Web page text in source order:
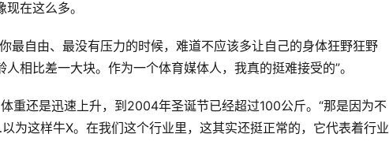
在这么多。
最自由、最没有压力的时候，难道不应该多让自己的身体狂野狂野
相比差一大块。作为一个体育媒体人，我真的挺难接受的”。
重还是迅速上升，到2004年圣诞节已经超过100公斤。“那是因为不
为这样牛X。在我们这个行业里，这其实还挺正常的，它代表着行业